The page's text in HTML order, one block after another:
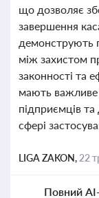
що дозволяє
завершення
демонструють
між захистом
законності та
мають важливе
підприємців
сфері
LIGA ZAKON, 22
Повний